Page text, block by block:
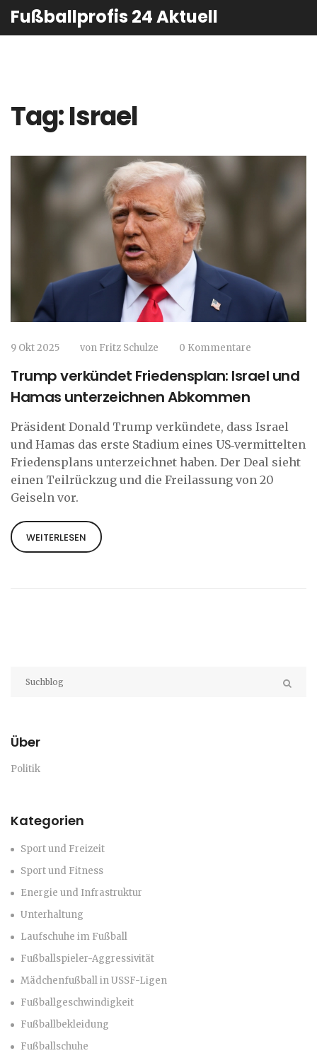
Fußballprofis 24 Aktuell
Tag: Israel
9 Okt 2025 von Fritz Schulze 0 Kommentare
Trump verkündet Friedensplan: Israel und
Hamas unterzeichnen Abkommen
Präsident Donald Trump verkündete, dass Israel
und Hamas das erste Stadium eines US‑vermittelten
Friedensplans unterzeichnet haben. Der Deal sieht
einen Teilrückzug und die Freilassung von 20
Geiseln vor.
WEITERLESEN
Über
Politik
Kategorien
Sport und Freizeit
Sport und Fitness
Energie und Infrastruktur
Unterhaltung
Laufschuhe im Fußball
Fußballspieler-Aggressivität
Mädchenfußball in USSF-Ligen
Fußballgeschwindigkeit
Fußballbekleidung
Fußballschuhe